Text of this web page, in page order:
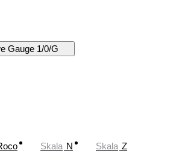
Gauge 1/0/G
Skala N Skala Z